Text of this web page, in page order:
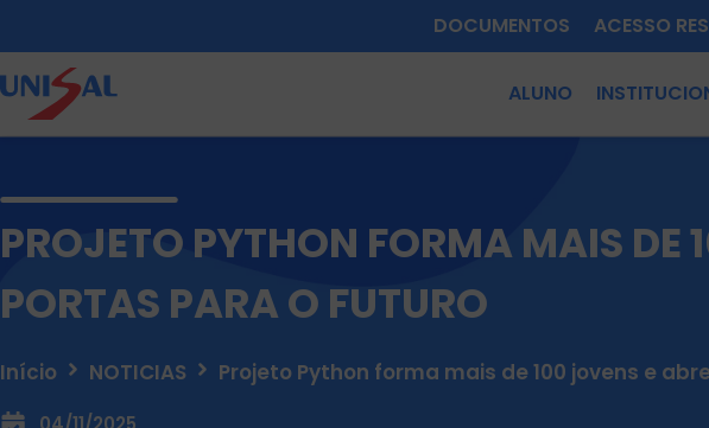
DOCUMENTOS ACESSO
ALUNO
PROJETO PYTHON FORMA MAIS DE
PORTAS PARA O FUTURO
Início NOTICIAS Projeto Python forma mais de 100 jovens e